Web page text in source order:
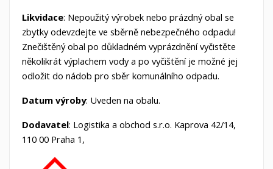
Likvidace: Nepoužitý výrobek nebo prázdný obal se
zbytky odevzdejte ve sběrně nebezpečného odpadu!
Znečištěný obal po důkladném vyprázdnění vyčistěte
několikrát výplachem vody a po vyčištění je možné jej
odložit do nádob pro sběr komunálního odpadu.
Datum výroby: Uveden na obalu.
Dodavatel: Logistika a obchod s.r.o. Kaprova 42/14,
110 00 Praha 1,